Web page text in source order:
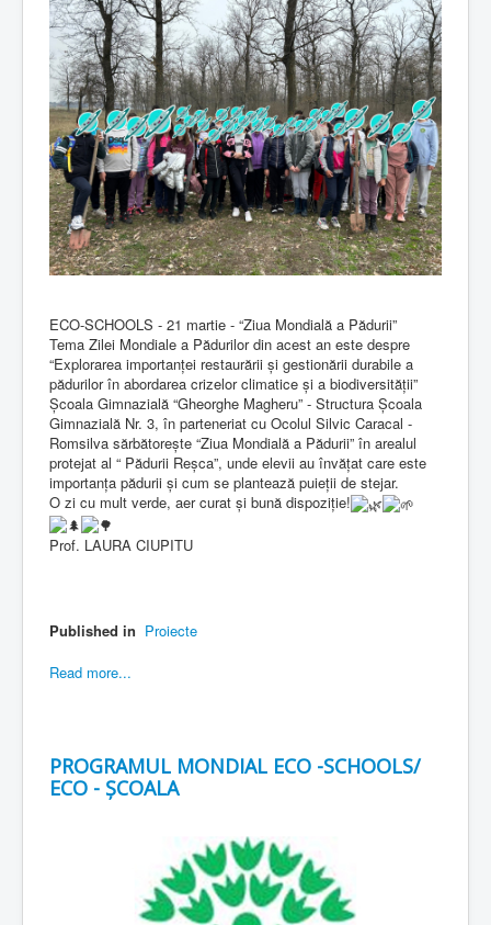
ECO-SCHOOLS - 21 martie - “Ziua Mondială a Pădurii”
Tema Zilei Mondiale a Pădurilor din acest an este despre
“Explorarea importanței restaurării și gestionării durabile a
pădurilor în abordarea crizelor climatice și a biodiversității”
Școala Gimnazială “Gheorghe Magheru” - Structura Școala
Gimnazială Nr. 3, în parteneriat cu Ocolul Silvic Caracal -
Romsilva sărbătorește “Ziua Mondială a Pădurii” în arealul
protejat al “ Pădurii Reșca”, unde elevii au învățat care este
importanța pădurii și cum se plantează puieții de stejar.
O zi cu mult verde, aer curat și bună dispoziție!
Prof. LAURA CIUPITU
Published in Proiecte
Read more...
PROGRAMUL MONDIAL ECO -SCHOOLS/
ECO - ȘCOALA